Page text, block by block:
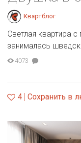
Квартблог
Светлая квартира
занималась
4073
4 Сохранить в